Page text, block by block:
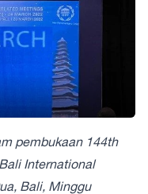
pembukaan 144th
International
Bali, Minggu